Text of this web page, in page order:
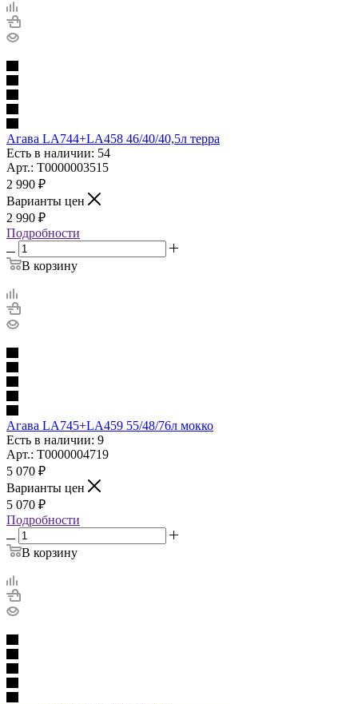
Агава LA744+LA458 46/40/40,5л терра
Есть в наличии: 54
Арт.: Т0000003515
2 990 ₽
Варианты цен
2 990 ₽
Подробности
В корзину
Агава LA745+LA459 55/48/76л мокко
Есть в наличии: 9
Арт.: Т0000004719
5 070 ₽
Варианты цен
5 070 ₽
Подробности
В корзину